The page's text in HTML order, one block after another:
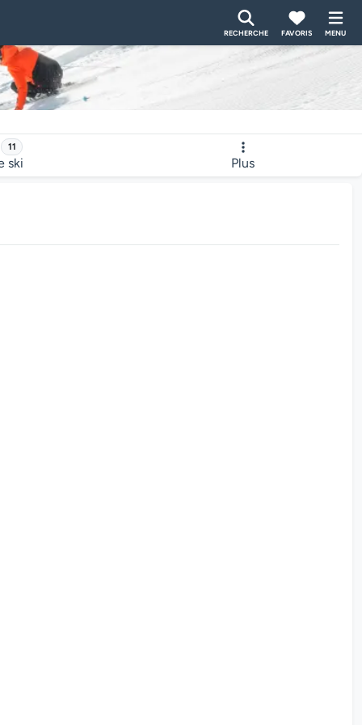
RECHERCHE FAVORIS MENU
11
ski Plus